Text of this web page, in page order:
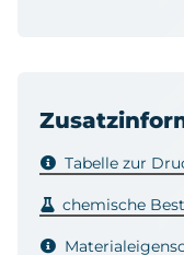
Tabelle zur
chemische